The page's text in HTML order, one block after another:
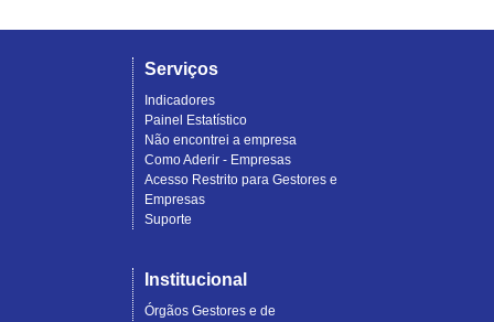
Serviços
Indicadores
Painel Estatístico
Não encontrei a empresa
Como Aderir - Empresas
Acesso Restrito para Gestores e
Empresas
Suporte
Institucional
Órgãos Gestores e de